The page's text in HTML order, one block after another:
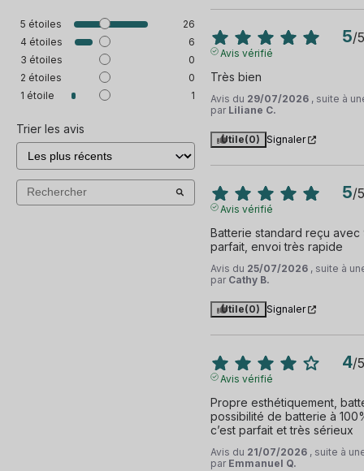
5 étoiles
26
4 étoiles
6
3 étoiles
0
2 étoiles
0
1 étoile 1
Trier les avis
5/5
Avis vérifié
Très bien
Avis du 29/07/2026 , suite à
par Liliane C.
Utile(0) Signaler
5/5
Avis vérifié
Batterie standard reçu
parfait, envoi très rapide
Avis du 25/07/2026 , suite à
par Cathy B.
Utile(0) Signaler
4/5
Avis vérifié
Propre esthétiquement,
possibilité de batterie à
c’est parfait et très sérieux
Avis du 21/07/2026 , suite à
par Emmanuel Q.